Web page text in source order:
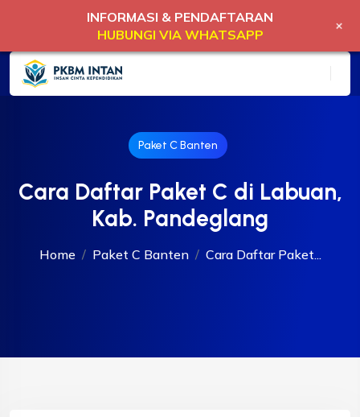
Paket C Banten
Cara Daftar Paket C di Labuan,
Kab. Pandeglang
Home Paket C Banten Cara Daftar Paket...
INFORMASI & PENDAFTARAN
HUBUNGI VIA WHATSAPP
+